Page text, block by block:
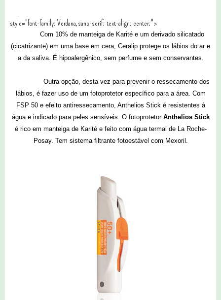
style="font-family: Verdana,sans-serif; text-align: center;">
Com 10% de manteiga de Karité e um derivado silicatado
(cicatrizante) em uma base em cera, Ceralip protege os lábios do ar e
a da saliva. É hipoalergênico, sem perfume e sem conservantes.
Outra opção, desta vez para prevenir o ressecamento dos
lábios, é fazer uso de um fotoprotetor específico para a área. Com
FSP 50 e efeito antiressecamento, Anthelios Stick é resistentes à
água e indicado para peles sensíveis. O fotoprotetor Anthelios Stick
é rico em manteiga de Karité e feito com água termal de La Roche-
Posay. Tem sistema filtrante fotoestável com Mexoril.